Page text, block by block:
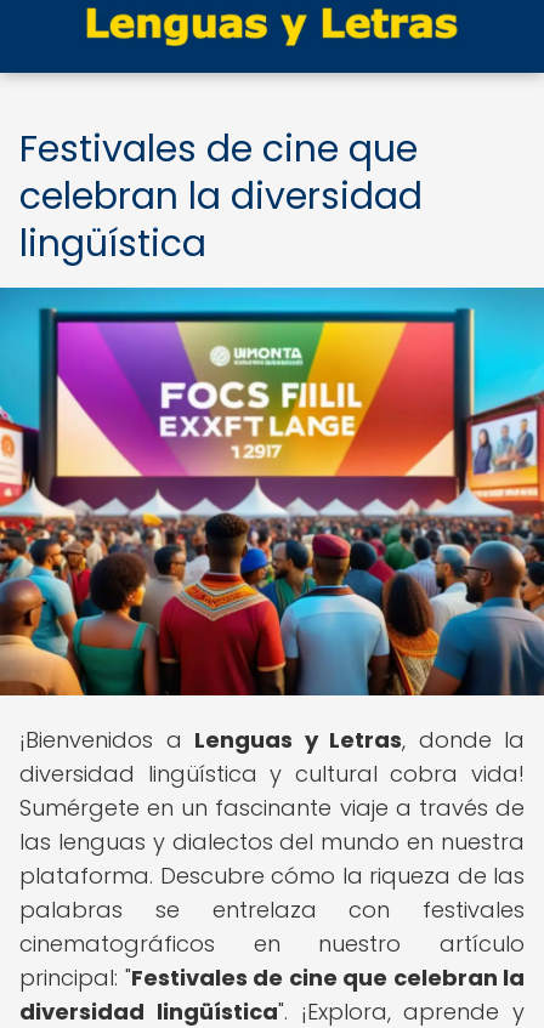
Festivales de cine que
celebran la diversidad
lingüística
¡Bienvenidos a Lenguas y Letras, donde la
diversidad lingüística y cultural cobra vida!
Sumérgete en un fascinante viaje a través de
las lenguas y dialectos del mundo en nuestra
plataforma. Descubre cómo la riqueza de las
palabras se entrelaza con festivales
cinematográficos en nuestro artículo
principal: "Festivales de cine que celebran la
diversidad lingüística". ¡Explora, aprende y